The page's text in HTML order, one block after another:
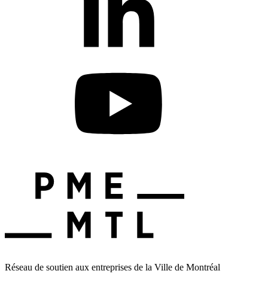
Réseau de soutien aux entreprises de la Ville de Montréal